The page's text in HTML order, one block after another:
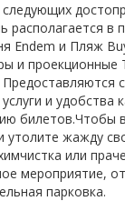
в
Endem и Пляж
и проекционные
и удобства
билетов.Чтобы
и утолите жажду
или
мероприятие,
парковка.